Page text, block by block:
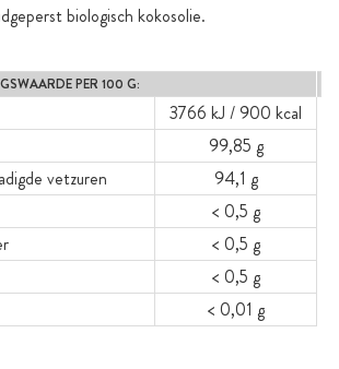
biologisch kokosolie.
PER 100 G:
3766 kJ / 900 kcal
99,85 g
vetzuren
94,1 g
< 0,5 g
< 0,5 g
< 0,5 g
< 0,01 g